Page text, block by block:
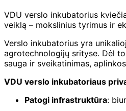
VDU verslo inkubatorius
veiklą – mokslinius tyrimus ir
Verslo inkubatorius yra
agrotechnologijų srityse. Dėl
sauga ir sveikatinimas,
VDU verslo inkubatoriaus
Patogi infrastruktūra: